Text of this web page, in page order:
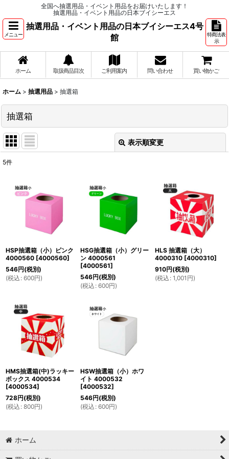
全国へ抽選用品・イベント用品をお届けいたします！
抽選用品・イベント用品の日本ブイシーエス
メニュー
抽選用品・イベント用品の日本ブイシーエス4号
館
特商法表
示
ホーム 取扱商品目次 ご利用案内 問い合わせ 買い物かご
ホーム > 抽選用品 > 抽選箱
抽選箱
表示順変更
絞り込む
5件
HSP抽選箱（小）ピンク
4000560 [4000560]
546円(税別)
(税込 : 600円)
HSG抽選箱（小）グリー
ン 4000561
[4000561]
546円(税別)
(税込 : 600円)
HLS 抽選箱（大）
4000310 [4000310]
910円(税別)
(税込 : 1,001 円)
HMS抽選箱(中)ラッキー
ボックス 4000534
[4000534]
728円(税別)
(税込 : 800円)
HSW抽選箱（小）ホワ
イト 4000532
[4000532]
546円(税別)
(税込 : 600円)
ホーム